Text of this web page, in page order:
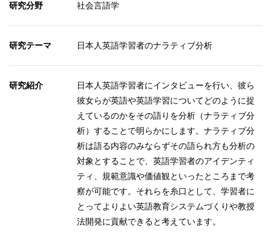
研究分野 社会言語学
研究テーマ 日本人英語学習者のナラティブ分析
研究紹介
日本人英語学習者にインタビューを行い、彼ら
彼女らが英語や英語学習についてどのように捉
えているのかをその語りを分析（ナラティブ分
析）することで明らかにします。ナラティブ分
析は語る内容のみならずその語られ方も分析の
対象とすることで、英語学習者のアイデンティ
ティ、規範意識や価値観といったところまで考
察が可能です。それらを糸口として、学習者に
とってよりよい英語教育システムづくりや教授
法開発に貢献できると考えています。